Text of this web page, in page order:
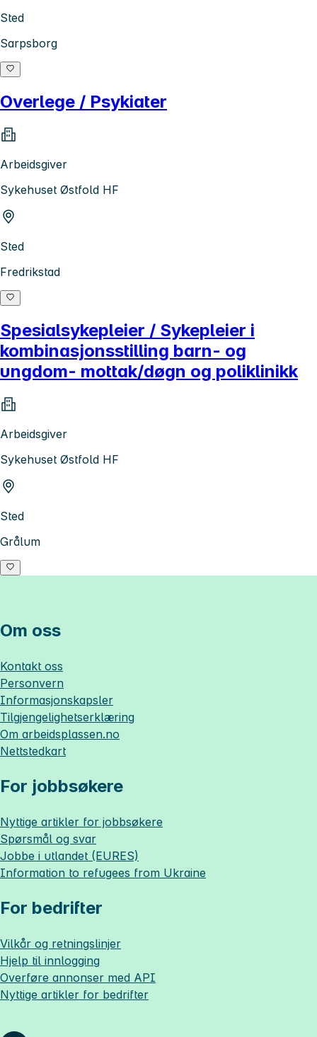
Sted
Sarpsborg
Overlege / Psykiater
Arbeidsgiver
Sykehuset Østfold HF
Sted
Fredrikstad
Spesialsykepleier / Sykepleier i
kombinasjonsstilling barn- og
ungdom- mottak/døgn og poliklinikk
Arbeidsgiver
Sykehuset Østfold HF
Sted
Grålum
Om oss
Kontakt oss
Personvern
Informasjonskapsler
Tilgjengelighetserklæring
Om arbeidsplassen.no
Nettstedkart
For jobbsøkere
Nyttige artikler for jobbsøkere
Spørsmål og svar
Jobbe i utlandet (EURES)
Information to refugees from Ukraine
For bedrifter
Vilkår og retningslinjer
Hjelp til innlogging
Overføre annonser med API
Nyttige artikler for bedrifter